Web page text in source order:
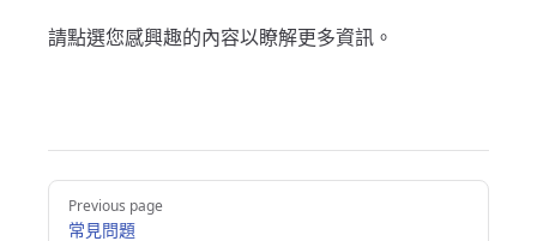
請點選您感興趣的內容以瞭解更多資訊。
Pager
Previous page
常見問題